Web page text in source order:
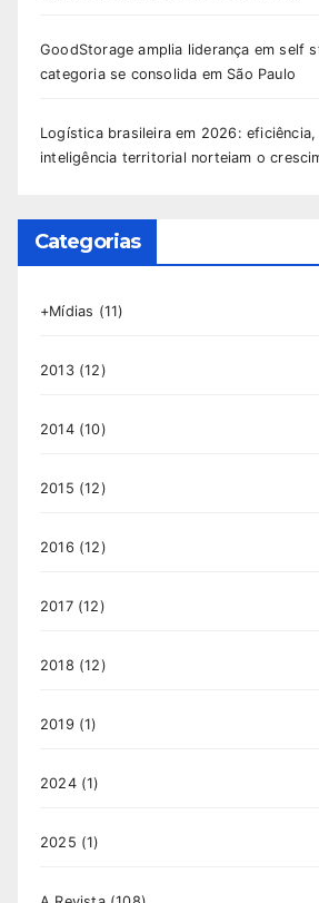
GoodStorage amplia liderança em self
categoria se consolida em São Paulo
Logística brasileira em 2026:
inteligência territorial norteiam o
Categorias
+Mídias (11)
2013(12)
2014(10)
2015 (12)
2016 (12)
2017(12)
2018 (12)
2019 (1)
2024(1)
2025 (1)